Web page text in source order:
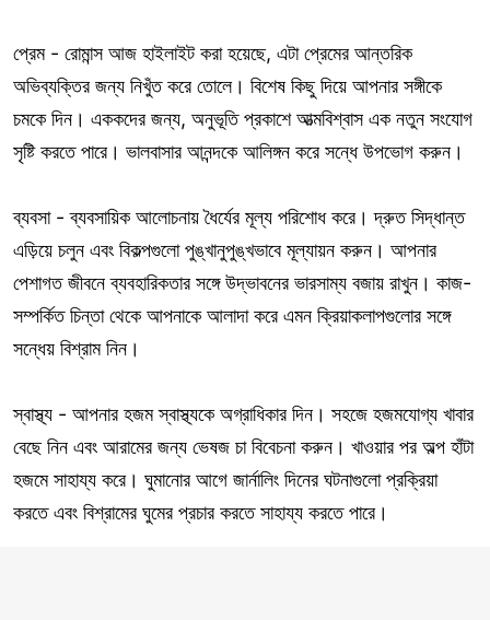
প্রেম - রোমান্স আজ হাইলাইট করা হয়েছে, এটা প্রেমের আন্তরিক
অভিব্যক্তির জন্য নিখুঁত করে তোলে। বিশেষ কিছু দিয়ে আপনার সঙ্গীকে
চমকে দিন। এককদের জন্য, অনুভূতি প্রকাশে আত্মবিশ্বাস এক নতুন সংযোগ
সৃষ্টি করতে পারে। ভালবাসার আনন্দকে আলিঙ্গন করে সন্ধে উপভোগ করুন।
ব্যবসা - ব্যবসায়িক আলোচনায় ধৈর্যের মূল্য পরিশোধ করে। দ্রুত সিদ্ধান্ত
এড়িয়ে চলুন এবং বিকল্পগুলো পুঙ্খানুপুঙ্খভাবে মূল্যায়ন করুন। আপনার
পেশাগত জীবনে ব্যবহারিকতার সঙ্গে উদ্ভাবনের ভারসাম্য বজায় রাখুন। কাজ-
সম্পর্কিত চিন্তা থেকে আপনাকে আলাদা করে এমন ক্রিয়াকলাপগুলোর সঙ্গে
সন্ধেয় বিশ্রাম নিন।
স্বাস্থ্য - আপনার হজম স্বাস্থ্যকে অগ্রাধিকার দিন। সহজে হজমযোগ্য খাবার
বেছে নিন এবং আরামের জন্য ভেষজ চা বিবেচনা করুন। খাওয়ার পর অল্প হাঁটা
হজমে সাহায্য করে। ঘুমানোর আগে জার্নালিং দিনের ঘটনাগুলো প্রক্রিয়া
করতে এবং বিশ্রামের ঘুমের প্রচার করতে সাহায্য করতে পারে।